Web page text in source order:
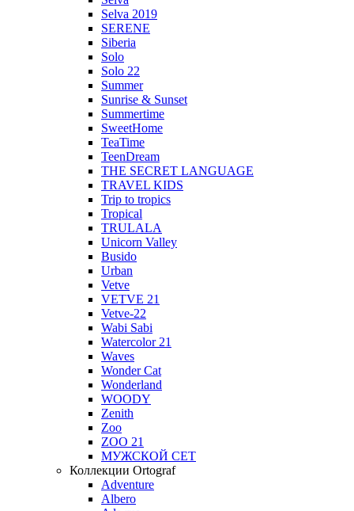
Selva 2019
SERENE
Siberia
Solo
Solo 22
Summer
Sunrise & Sunset
Summertime
SweetHome
TeaTime
TeenDream
THE SECRET LANGUAGE
TRAVEL KIDS
Trip to tropics
Tropical
TRULALA
Unicorn Valley
Busido
Urban
Vetve
VETVE 21
Vetve-22
Wabi Sabi
Watercolor 21
Waves
Wonder Cat
Wonderland
WOODY
Zenith
Zoo
ZOO 21
МУЖСКОЙ СЕТ
Коллекции Ortograf
Adventure
Albero